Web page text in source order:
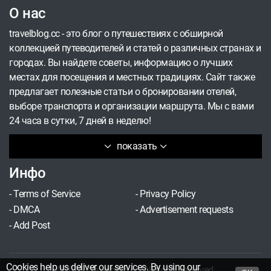
модернизма.
О нас
показать
travelblog.cc - это блог о путешествиях с обширной
коллекцией путеводителей и статей о различных странах и
городах. Вы найдете советы, информацию о лучших
местах для посещения и местных традициях. Сайт также
предлагает полезные статьи о бронировании отелей,
выборе транспорта и организации маршрута. Мы с вами
24 часа в сутки, 7 дней в неделю!
Инфо
-Terms of Service - Privacy Policy
- DMCA -Advertisement requests
-Add Post
Cookies help us deliver our services. By using our